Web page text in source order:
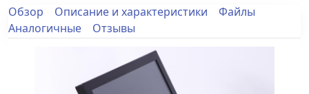
Обзор Описание и характеристики
Файлы
Аналогичные
Отзывы